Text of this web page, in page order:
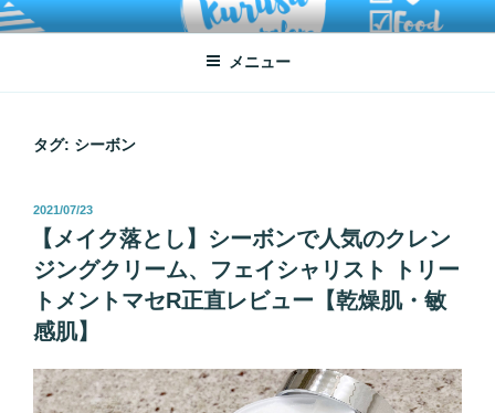
コ
ン
ン
ATSUKO KURUSU SALONE
written by Atsuko Kurusu
メニュー
タグ: シーボン
投
日:
2021/07/23
【メイク落とし】シーボンで人気のクレン
ジングクリーム、フェイシャリスト トリー
トメントマセR正直レビュー【乾燥肌・敏
感肌】